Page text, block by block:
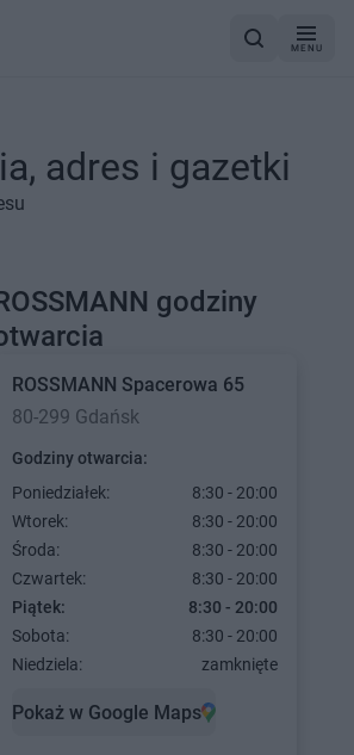
MENU
adres i gazetki
godziny
ROSSMANN Spacerowa 65
80-299 Gdańsk
Godziny otwarcia:
Poniedziałek:
8:30 - 20:00
Wtorek:
8:30 - 20:00
Środa:
8:30 - 20:00
Czwartek:
8:30 - 20:00
Piątek:
8:30 - 20:00
Sobota:
8:30 - 20:00
Niedziela:
zamknięte
Pokaż w Google Maps